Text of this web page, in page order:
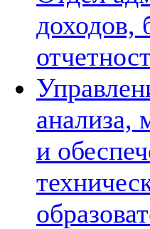
доходов,
анализа,
и